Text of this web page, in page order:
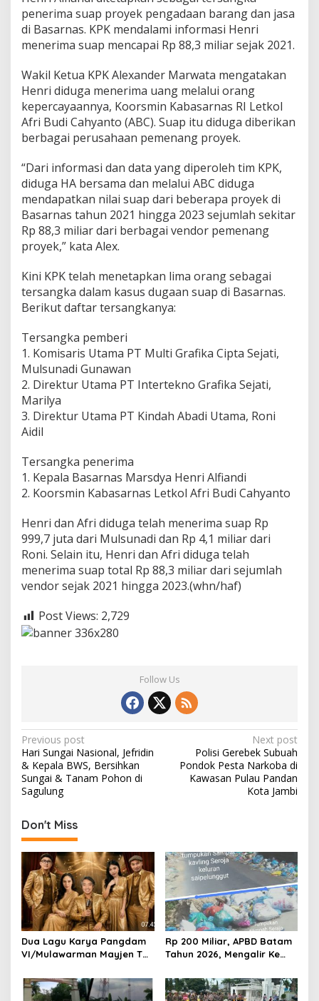
k
a
penerima suap proyek pengadaan barang dan jasa
di Basarnas. KPK mendalami informasi Henri
menerima suap mencapai Rp 88,3 miliar sejak 2021.
Wakil Ketua KPK Alexander Marwata mengatakan
Henri diduga menerima uang melalui orang
kepercayaannya, Koorsmin Kabasarnas RI Letkol
Afri Budi Cahyanto (ABC). Suap itu diduga diberikan
berbagai perusahaan pemenang proyek.
“Dari informasi dan data yang diperoleh tim KPK,
diduga HA bersama dan melalui ABC diduga
mendapatkan nilai suap dari beberapa proyek di
Basarnas tahun 2021 hingga 2023 sejumlah sekitar
Rp 88,3 miliar dari berbagai vendor pemenang
proyek,” kata Alex.
Kini KPK telah menetapkan lima orang sebagai
tersangka dalam kasus dugaan suap di Basarnas.
Berikut daftar tersangkanya:
Tersangka pemberi
1. Komisaris Utama PT Multi Grafika Cipta Sejati,
Mulsunadi Gunawan
2. Direktur Utama PT Intertekno Grafika Sejati,
Marilya
3. Direktur Utama PT Kindah Abadi Utama, Roni
Aidil
Tersangka penerima
1. Kepala Basarnas Marsdya Henri Alfiandi
2. Koorsmin Kabasarnas Letkol Afri Budi Cahyanto
Henri dan Afri diduga telah menerima suap Rp
999,7 juta dari Mulsunadi dan Rp 4,1 miliar dari
Roni. Selain itu, Henri dan Afri diduga telah
menerima suap total Rp 88,3 miliar dari sejumlah
vendor sejak 2021 hingga 2023.(whn/haf)
Post Views: 2,729
Follow Us
P
o
s
n
a
v
i
g
a
t
i
o
Previous post
Hari Sungai Nasional, Jefridin
& Kepala BWS, Bersihkan
Sungai & Tanam Pohon di
Sagulung
Next post
Polisi Gerebek Subuah
Pondok Pesta Narkoba di
Kawasan Pulau Pandan
Kota Jambi
Don't Miss
Dua Lagu Karya Pangdam
VI/Mulawarman Mayjen TNI
Singing Competition HUT
Ke-81 RI
Rp 200 Miliar, APBD Batam
Tahun 2026, Mengalir Ke
Batam, Belum Berhasil
Bereskan Sampah